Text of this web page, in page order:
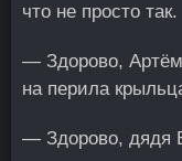
что не просто так.
— Здорово,
на перила
— Здорово, дядя